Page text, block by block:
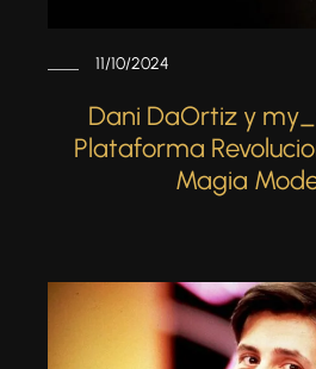
11/10/2024
Dani DaOrtiz y
Plataforma
Magia